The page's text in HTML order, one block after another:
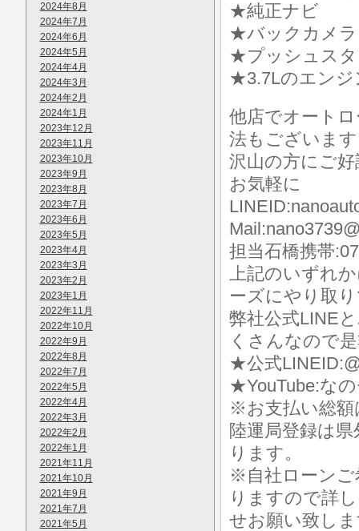
2024年8月
2024年7月
2024年6月
2024年5月
2024年4月
2024年3月
2024年2月
2024年1月
2023年12月
2023年11月
2023年10月
2023年9月
2023年8月
2023年7月
2023年6月
2023年5月
2023年4月
2023年3月
2023年2月
2023年1月
2022年11月
2022年10月
2022年9月
2022年8月
2022年7月
2022年5月
2022年4月
2022年3月
2022年2月
2022年1月
2021年11月
2021年10月
2021年9月
2021年7月
2021年5月
★純正ナビ
★バックカメラ
★プッシュス
★3.7Lのエンジ
他店でオート
法もございま
沢山の方にご
お気軽に
担当石橋携帯
上記のいずれ
ーズにやり取
弊社公式LINE
くさんなので
★公式
★YouTube:な
※お支払い総額
陸運局登録は
ります。
※自社ローンご
りますので詳
せお願い致し